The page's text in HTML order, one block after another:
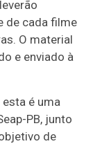
de cada filme
O material
e enviado à
é uma
PB, junto
de